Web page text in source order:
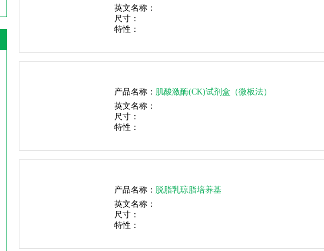
英文名称：
尺寸：
特性：
产品名称： 肌酸激酶(CK)试剂盒（微板法）
英文名称：
尺寸：
特性：
产品名称： 脱脂乳琼脂培养基
英文名称：
尺寸：
特性：